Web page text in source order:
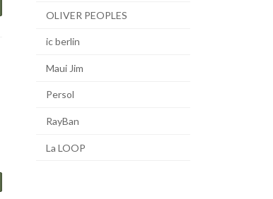
OLIVER PEOPLES
ic berlin
Maui Jim
Persol
RayBan
La LOOP